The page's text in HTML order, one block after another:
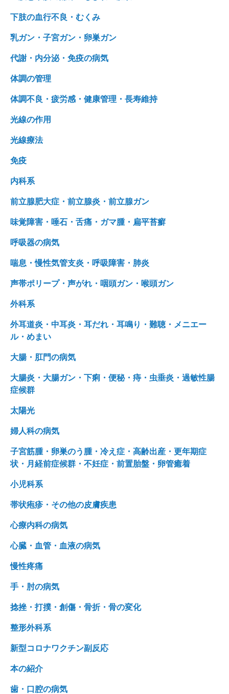
下肢の血行不良・むくみ
乳ガン・子宮ガン・卵巣ガン
代謝・内分泌・免疫の病気
体調の管理
体調不良・疲労感・健康管理・長寿維持
光線の作用
光線療法
免疫
内科系
前立腺肥大症・前立腺炎・前立腺ガン
味覚障害・唾石・舌痛・ガマ腫・扁平苔癬
呼吸器の病気
喘息・慢性気管支炎・呼吸障害・肺炎
声帯ポリープ・声がれ・咽頭ガン・喉頭ガン
外科系
外耳道炎・中耳炎・耳だれ・耳鳴り・難聴・メニエー
ル・めまい
大腸・肛門の病気
大腸炎・大腸ガン・下痢・便秘・痔・虫垂炎・過敏性腸
症候群
太陽光
婦人科の病気
子宮筋腫・卵巣のう腫・冷え症・高齢出産・更年期症
状・月経前症候群・不妊症・前置胎盤・卵管癒着
小児科系
帯状疱疹・その他の皮膚疾患
心療内科の病気
心臓・血管・血液の病気
慢性疼痛
手・肘の病気
捻挫・打撲・創傷・骨折・骨の変化
整形外科系
新型コロナワクチン副反応
本の紹介
歯・口腔の病気